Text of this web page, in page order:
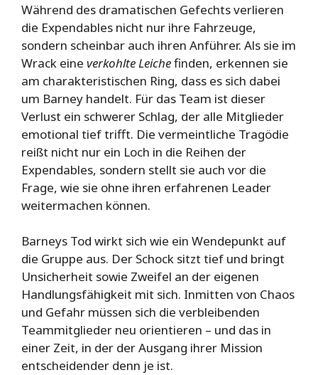
Während des dramatischen Gefechts verlieren
die Expendables nicht nur ihre Fahrzeuge,
sondern scheinbar auch ihren Anführer. Als sie im
Wrack eine verkohlte Leichefinden, erkennen sie
am charakteristischen Ring, dass es sich dabei
um Barney handelt. Für das Team ist dieser
Verlust ein schwerer Schlag, der alle Mitglieder
emotional tief trifft. Die vermeintliche Tragödie
reißt nicht nur ein Loch in die Reihen der
Expendables, sondern stellt sie auch vor die
Frage, wie sie ohne ihren erfahrenen Leader
weitermachen können.
Barneys Tod wirkt sich wie ein Wendepunkt auf
die Gruppe aus. Der Schock sitzt tief und bringt
Unsicherheit sowie Zweifel an der eigenen
Handlungsfähigkeit mit sich. Inmitten von Chaos
und Gefahr müssen sich die verbleibenden
Teammitglieder neu orientieren – und das in
einer Zeit, in der der Ausgang ihrer Mission
entscheidender denn je ist.